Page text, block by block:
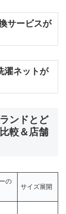
サービスが
濯ネットが
ンドとど
較＆店舗
の
サイズ展開